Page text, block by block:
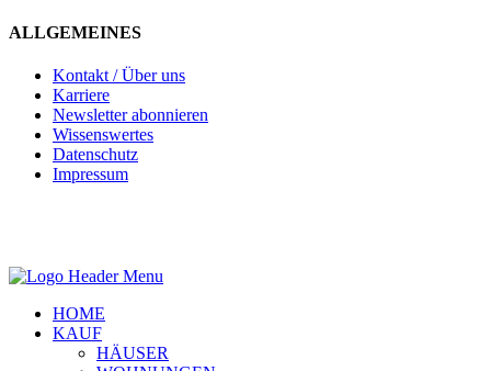
ALLGEMEINES
Kontakt / Über uns
Karriere
Newsletter abonnieren
Wissenswertes
Datenschutz
Impressum
HOME
KAUF
HÄUSER